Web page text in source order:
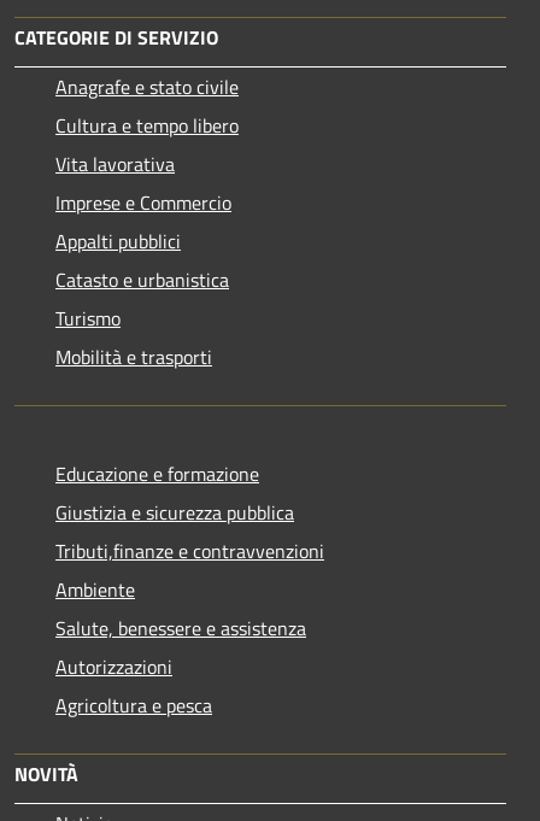
CATEGORIE DI SERVIZIO
Anagrafe e stato civile
Cultura e tempo libero
Vita lavorativa
Imprese e Commercio
Appalti pubblici
Catasto e urbanistica
Turismo
Mobilità e trasporti
Educazione e formazione
Giustizia e sicurezza pubblica
Tributi,finanze e contravvenzioni
Ambiente
Salute, benessere e assistenza
Autorizzazioni
Agricoltura e pesca
NOVITÀ